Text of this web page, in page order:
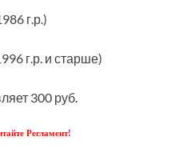
г.р.)
г.р. и старше)
300 руб.
Регламент!